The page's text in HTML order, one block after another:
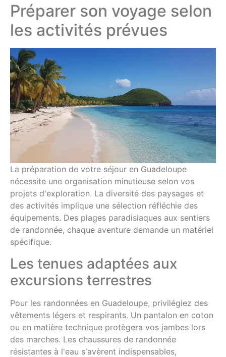
Préparer son voyage selon
les activités prévues
La préparation de votre séjour en Guadeloupe
nécessite une organisation minutieuse selon vos
projets d'exploration. La diversité des paysages et
des activités implique une sélection réfléchie des
équipements. Des plages paradisiaques aux sentiers
de randonnée, chaque aventure demande un matériel
spécifique.
Les tenues adaptées aux
excursions terrestres
Pour les randonnées en Guadeloupe, privilégiez des
vêtements légers et respirants. Un pantalon en coton
ou en matière technique protègera vos jambes lors
des marches. Les chaussures de randonnée
résistantes à l'eau s'avèrent indispensables,